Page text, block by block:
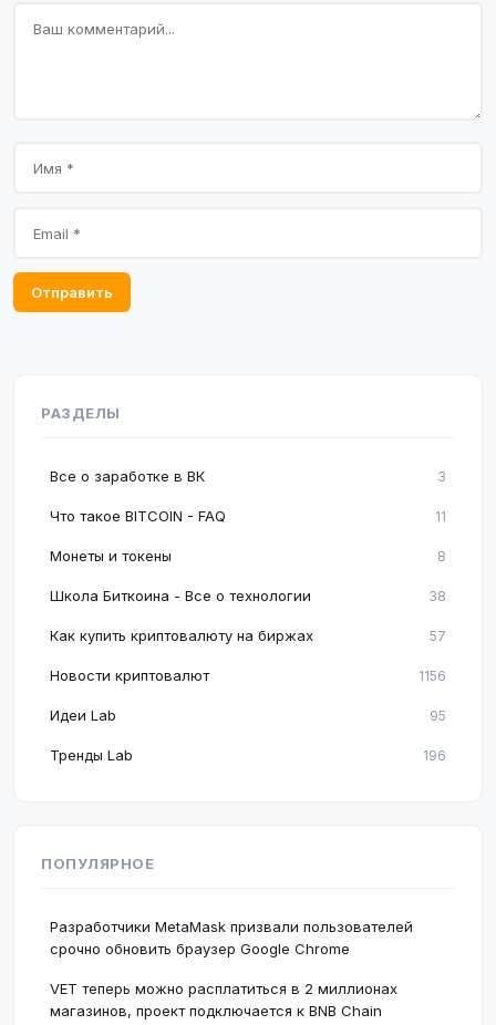
Отправить
РАЗДЕЛЫ
Все о заработке в ВК 3
Что такое BITCOIN - FAQ 11
Монеты и токены 8
Школа Биткоина - Все о технологии 38
Как купить криптовалюту на биржах 57
Новости криптовалют 1156
Идеи Lab 95
Тренды Lab 196
ПОПУЛЯРНОЕ
Разработчики MetaMask призвали пользователей
срочно обновить браузер Google Chrome
VET теперь можно расплатиться в 2 миллионах
магазинов, проект подключается к BNB Chain